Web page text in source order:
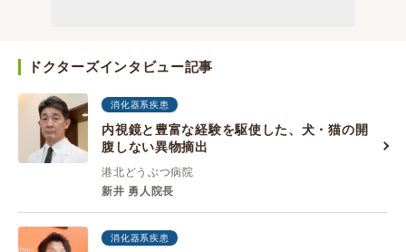
ドクターズインタビュー記事
消化器系疾患
内視鏡と豊富な経験を駆使した、犬・猫の開
腹しない異物摘出
港北どうぶつ病院
新井 勇人院長
消化器系疾患